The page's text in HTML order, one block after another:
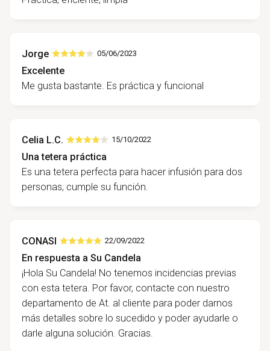
Jorge 05/06/2023
Excelente
Me gusta bastante. Es práctica y funcional
Celia L.C. 15/10/2022
Una tetera práctica
Es una tetera perfecta para hacer infusión para dos
personas, cumple su función.
CONASI 22/09/2022
En respuesta a Su Candela
¡Hola Su Candela! No tenemos incidencias previas
con esta tetera. Por favor, contacte con nuestro
departamento de At. al cliente para poder darnos
más detalles sobre lo sucedido y poder ayudarle o
darle alguna solución. Gracias.